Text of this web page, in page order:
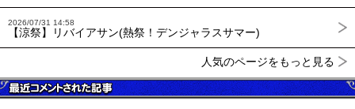
2026/07/31 14:58
【涼祭】リバイアサン(熱祭！デンジャラスサマー)
人気のページをもっと見る